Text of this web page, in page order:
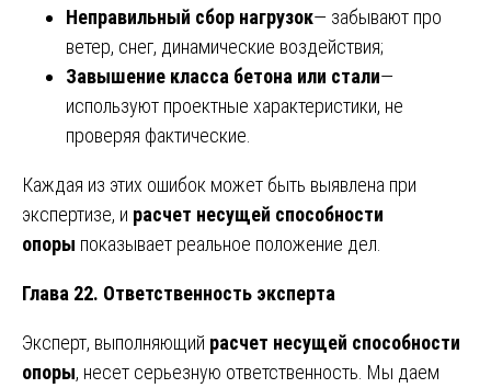
Неправильный сбор нагрузок— забывают про
ветер, снег, динамические воздействия;
Завышение класса бетона или стали—
используют проектные характеристики, не
проверяя фактические.
Каждая из этих ошибок может быть выявлена при
экспертизе, и расчет несущей способности
опоры показывает реальное положение дел.
Глава 22. Ответственность эксперта
Эксперт, выполняющий расчет несущей способности
опоры, несет серьезную ответственность. Мы даем